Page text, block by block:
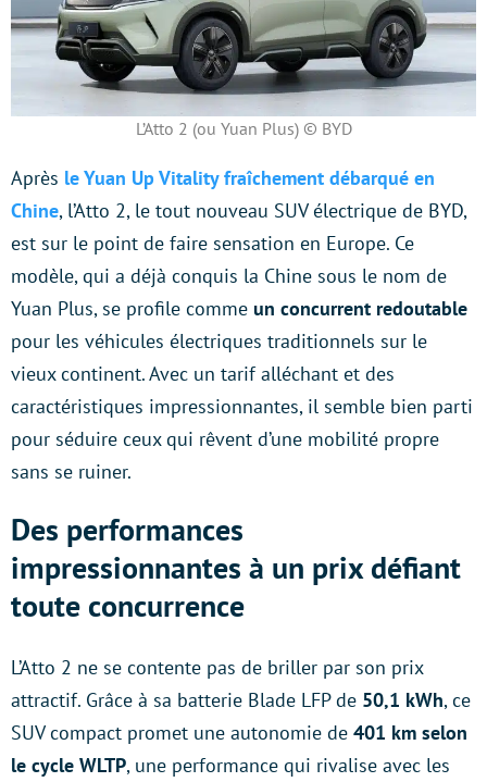
L’Atto 2 (ou Yuan Plus) © BYD
Après le Yuan Up Vitality fraîchement débarqué en
Chine, l’Atto 2, le tout nouveau SUV électrique de BYD,
est sur le point de faire sensation en Europe. Ce
modèle, qui a déjà conquis la Chine sous le nom de
Yuan Plus, se profile comme un concurrent redoutable
pour les véhicules électriques traditionnels sur le
vieux continent. Avec un tarif alléchant et des
caractéristiques impressionnantes, il semble bien parti
pour séduire ceux qui rêvent d’une mobilité propre
sans se ruiner.
Des performances
impressionnantes à un prix défiant
toute concurrence
L’Atto 2 ne se contente pas de briller par son prix
attractif. Grâce à sa batterie Blade LFP de 50,1 kWh, ce
SUV compact promet une autonomie de 401 km selon
le cycle WLTP, une performance qui rivalise avec les